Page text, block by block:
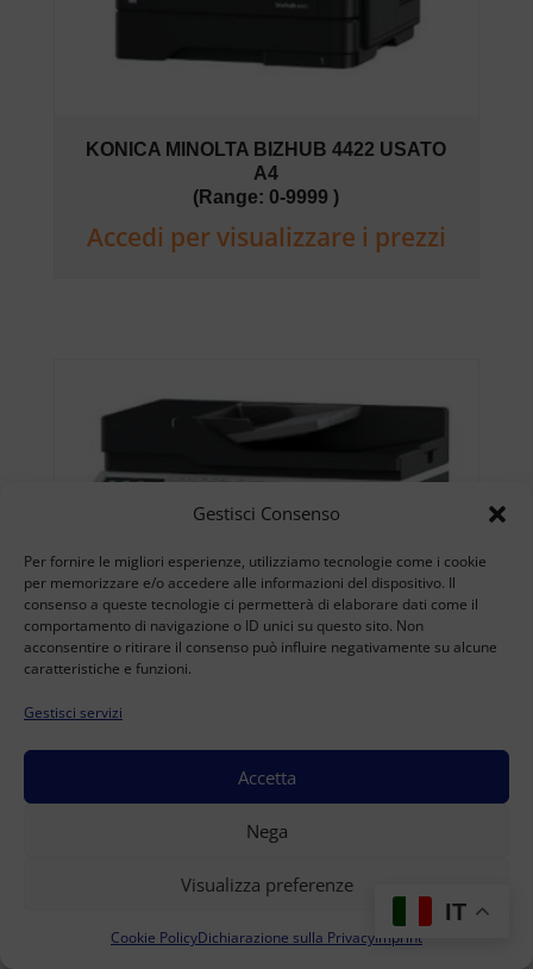
Gestisci Consenso
Per fornire le migliori esperienze, utilizziamo tecnologie come i cookie
per memorizzare e/o accedere alle informazioni del dispositivo. Il
consenso a queste tecnologie ci permetterà di elaborare dati come il
comportamento di navigazione o ID unici su questo sito. Non
acconsentire o ritirare il consenso può influire negativamente su alcune
caratteristiche e funzioni.
Gestisci servizi
Accetta
Nega
Visualizza preferenze
Cookie PolicyDichiarazione sulla PrivacyImprint
KONICA MINOLTA BIZHUB 4422 USATO
A4
(Range: 0-9999 )
Accedi per visualizzare i prezzi
A4
Accedi per visualizzare i prezzi IT